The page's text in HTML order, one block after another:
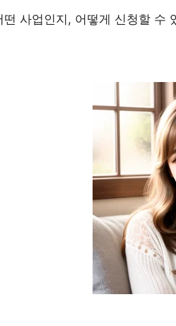
떤 사업인지, 어떻게 신청할 수